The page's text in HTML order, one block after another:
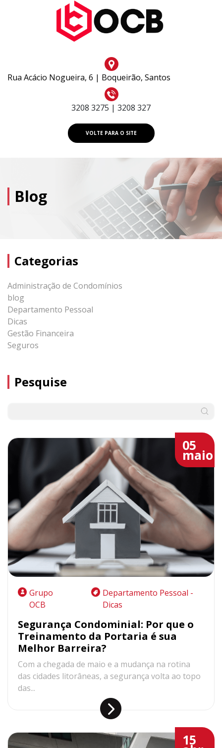
Rua Acácio Nogueira, 6 | Boqueirão, Santos
3208 3275 | 3208 327
VOLTE PARA O SITE
Blog
Categorias
Administração de Condomínios
blog
Departamento Pessoal
Dicas
Gestão Financeira
Seguros
Pesquise
05
maio
Grupo
OCB
Departamento Pessoal -
Dicas
Segurança Condominial: Por que o
Treinamento da Portaria é sua
Melhor Barreira?
Com a chegada de maio e a mudança na rotina
das cidades litorâneas, a segurança volta ao topo
das...
15